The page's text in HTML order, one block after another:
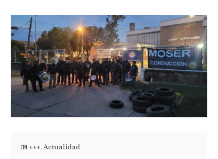
+++,Actualidad